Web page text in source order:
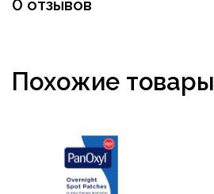
0 отзывов
Похожие товары